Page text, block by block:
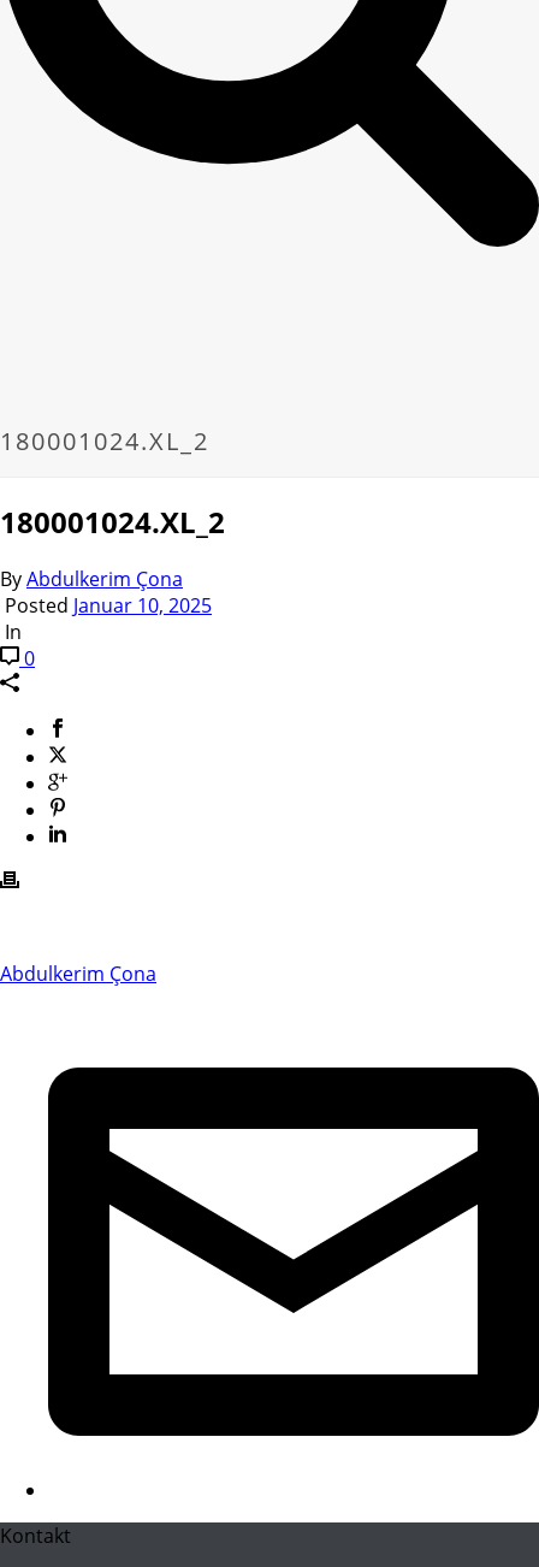
180001024.XL_2
180001024.XL_2
ByAbdulkerim Çona
Posted Januar 10, 2025
In
0
Abdulkerim Çona
Kontakt